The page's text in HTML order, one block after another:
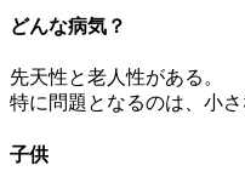
どんな病気？
先天性と老人性がある。
特に問題となるのは、小
子供